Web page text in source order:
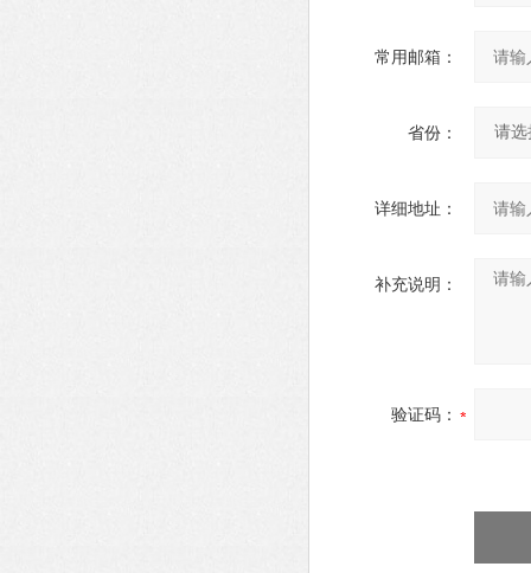
常用邮箱：
省份：
详细地址：
补充说明：
验证码：